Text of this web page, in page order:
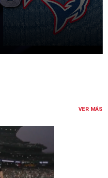
VER MÁS